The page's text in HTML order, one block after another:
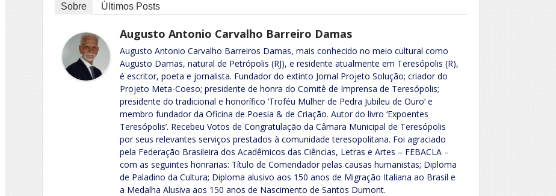
Sobre Últimos Posts
Augusto Antonio Carvalho Barreiro Damas
Augusto Antonio Carvalho Barreiros Damas, mais conhecido no meio cultural como
Augusto Damas, natural de Petrópolis (RJ), e residente atualmente em Teresópolis (R),
é escritor, poeta e jornalista. Fundador do extinto Jornal Projeto Solução; criador do
Projeto Meta-Coeso; presidente de honra do Comitê de Imprensa de Teresópolis;
presidente do tradicional e honorífico ‘Troféu Mulher de Pedra Jubileu de Ouro’ e
membro fundador da Oficina de Poesia & de Criação. Autor do livro ‘Expoentes
Teresópolis’. Recebeu Votos de Congratulação da Câmara Municipal de Teresópolis
por seus relevantes serviços prestados à comunidade teresopolitana. Foi agraciado
pela Federação Brasileira dos Acadêmicos das Ciências, Letras e Artes – FEBACLA –
com as seguintes honrarias: Título de Comendador pelas causas humanistas; Diploma
de Paladino da Cultura; Diploma alusivo aos 150 anos de Migração Italiana ao Brasil e
a Medalha Alusiva aos 150 anos de Nascimento de Santos Dumont.